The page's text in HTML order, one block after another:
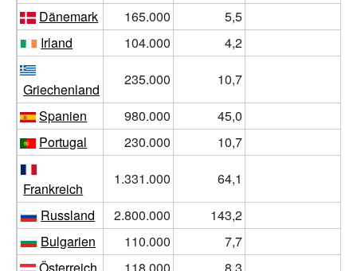
Dänemark
165.000 5,5
Irland
104.000 4,2
Griechenland
235.000 10,7
Spanien
980.000 45,0
Portugal
230.000 10,7
Frankreich
1.331.000 64,1
Russland
2.800.000 143,2
Bulgarien
110.000 7,7
Österreich
118.000 8,3